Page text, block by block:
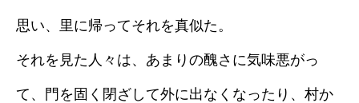
思い、里に帰ってそれを真似た。
それを見た人々は、あまりの醜さに気味悪がっ
て、門を固く閉ざして外に出なくなったり、村か